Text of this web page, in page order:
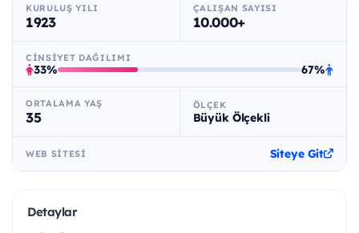
KURULUŞ YILI
1923
ÇALIŞAN SAYISI
10.000+
CINSIYET DAĞILIMI
33% 67%
ORTALAMA YAŞ
35
ÖLÇEK
Büyük Ölçekli
WEB SITESI Siteye Git
Detaylar